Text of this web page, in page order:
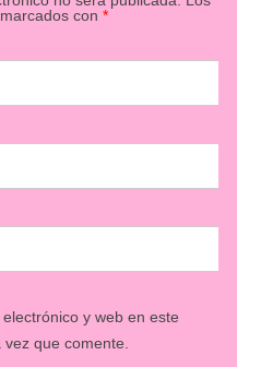
con *
y web en este
que comente.